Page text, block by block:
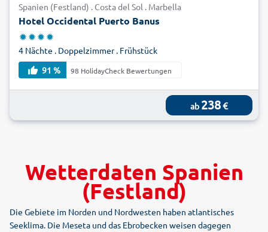
Spanien (Festland) . Costa del Sol . Marbella
Hotel Occidental Puerto Banus
4 Nächte . Doppelzimmer . Frühstück
91 %
98 HolidayCheck Bewertungen
ab 238€
Wetterdaten Spanien
(Festland)
Die Gebiete im Norden und Nordwesten haben atlantisches
Seeklima. Die Meseta und das Ebrobecken weisen dagegen